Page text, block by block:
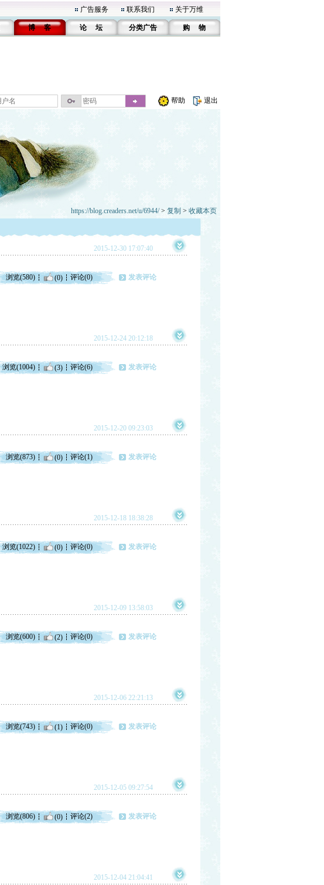
广告服务 联系我们 关于万维
博 客 论 坛 分类广告 购 物
帮助 退出
https://blog.creaders.net/u/6944/> 复制 > 收藏本页
2015-12-30 17:07:40
浏览(580) (0) 评论(0) 发表评论
2015-12-24 20:12:18
浏览(1004) (3) 评论(6) 发表评论
2015-12-20 09:23:03
浏览(873) (0) 评论(1) 发表评论
2015-12-18 18:38:28
浏览(1022) (0) 评论(0) 发表评论
2015-12-09 13:58:03
浏览(600) (2) 评论(0) 发表评论
2015-12-06 22:21:13
浏览(743) (1) 评论(0) 发表评论
2015-12-05 09:27:54
浏览(806) (0) 评论(2) 发表评论
2015-12-04 21:04:41